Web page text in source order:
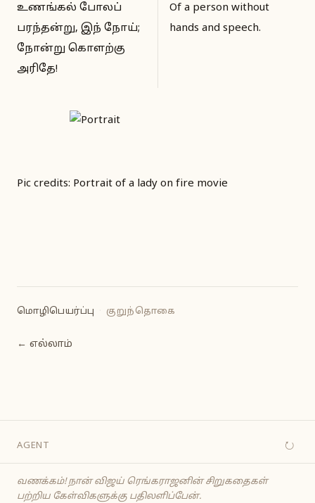
உணங்கல் போலப்
பரந்தன்று, இந் நோய்;
நோன்று கொளற்கு
அரிதே!
Of a person without
hands and speech.
Pic credits: Portrait of a lady on fire movie
மொழிபெயர்ப்பு குறுந்தொகை
← எல்லாம்
AGENT ↻
வணக்கம்! நான் விஜய் ரெங்கராஜனின் சிறுகதைகள்
பற்றிய கேள்விகளுக்கு பதிலளிப்பேன்.